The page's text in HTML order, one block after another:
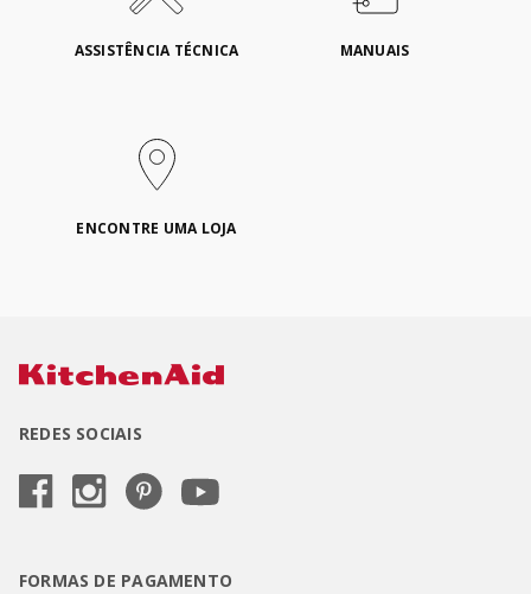
ASSISTÊNCIA TÉCNICA MANUAIS
ENCONTRE UMA LOJA
REDES SOCIAIS
FORMAS DE PAGAMENTO